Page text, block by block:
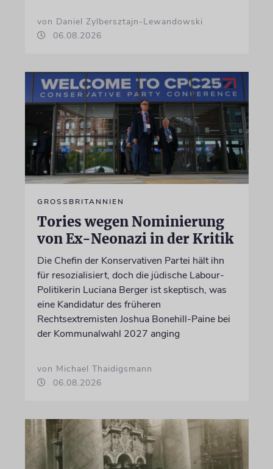
von Daniel Zylbersztajn-Lewandowski
06.08.2026
GROSSBRITANNIEN
Tories wegen Nominierung
von Ex-Neonazi in der Kritik
Die Chefin der Konservativen Partei hält ihn
für resozialisiert, doch die jüdische Labour-
Politikerin Luciana Berger ist skeptisch, was
eine Kandidatur des früheren
Rechtsextremisten Joshua Bonehill-Paine bei
der Kommunalwahl 2027 anging
von Michael Thaidigsmann
06.08.2026